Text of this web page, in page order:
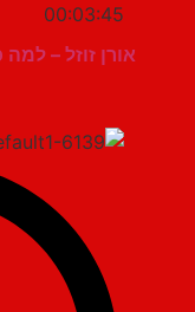
00:03:45
אורן זוזל – למה כולם